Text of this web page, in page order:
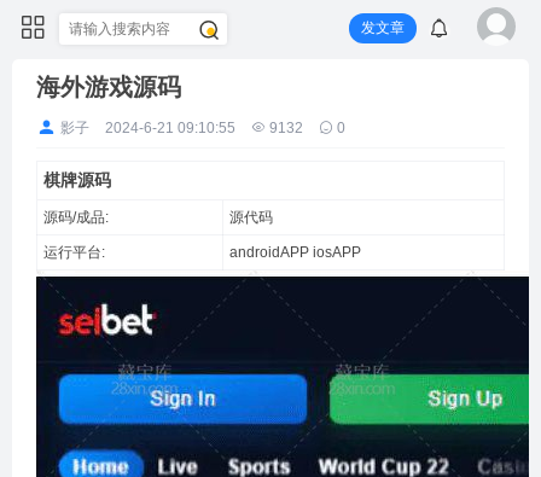
发文章
海外游戏源码
影子 2024-6-21 09:10:55 9132 0
棋牌源码
源码/成品: 源代码
运行平台: androidAPP iosAPP